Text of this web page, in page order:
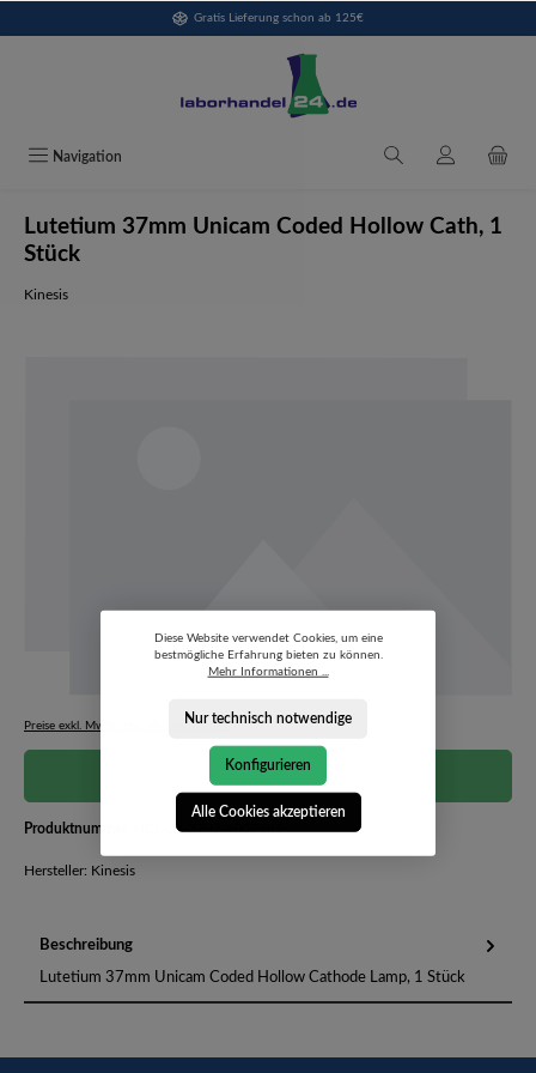
Gratis Lieferung schon ab 125€
Navigation
Lutetium 37mm Unicam Coded Hollow Cath, 1
Stück
Kinesis
Preise exkl. MwSt. zzgl. Versandkosten
Preis auf Anfrage
Produktnummer: HCL-LU-37-U-4007282
Hersteller: Kinesis
Beschreibung
Lutetium 37mm Unicam Coded Hollow Cathode Lamp, 1 Stück
Diese Website verwendet Cookies, um eine
bestmögliche Erfahrung bieten zu können.
Mehr Informationen ...
Nur technisch notwendige
Konfigurieren
Alle Cookies akzeptieren